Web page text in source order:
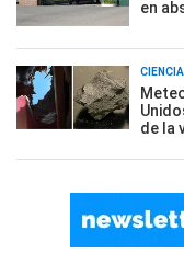
en
CIENCIA
de la